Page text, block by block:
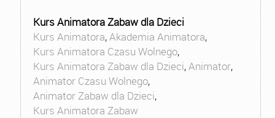
Kurs Animatora Zabaw dla Dzieci
Kurs Animatora,Akademia Animatora,
Kurs Animatora Czasu Wolnego,
Kurs Animatora Zabaw dla Dzieci,Animator,
Animator Czasu Wolnego,
Animator Zabaw dla Dzieci,
Kurs Animatora Zabaw